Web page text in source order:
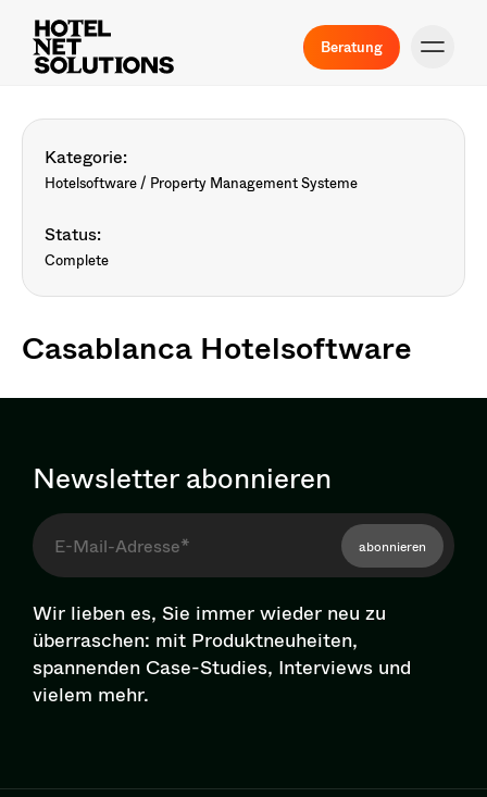
Beratung
Kategorie:
Hotelsoftware / Property Management Systeme
Status:
Complete
Casablanca Hotelsoftware
Newsletter abonnieren
abonnieren
Wir lieben es, Sie immer wieder neu zu
überraschen: mit Pro­dukt­neu­hei­ten,
spannenden Case-Studies, Interviews und
vielem mehr.